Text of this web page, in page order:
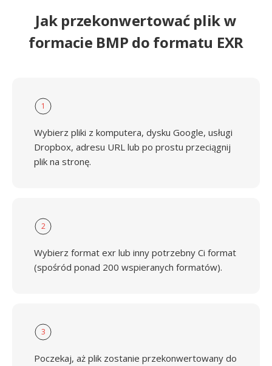
Jak przekonwertować plik w
formacie BMP do formatu EXR
1
Wybierz pliki z komputera, dysku Google, usługi
Dropbox, adresu URL lub po prostu przeciągnij
plik na stronę.
2
Wybierz format exr lub inny potrzebny Ci format
(spośród ponad 200 wspieranych formatów).
3
Poczekaj, aż plik zostanie przekonwertowany do